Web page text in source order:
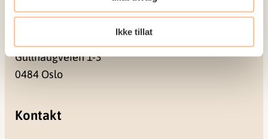
Ikke tillat
Gullhaugveien 1-3
0484 Oslo
Kontakt